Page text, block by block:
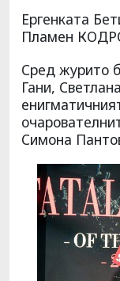
Ергенката
Пламен
Сред журито
Гани,
Симона